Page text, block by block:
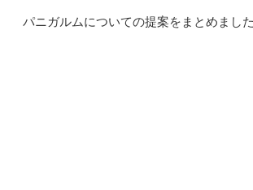
パニガルムについての提案をまとめまし